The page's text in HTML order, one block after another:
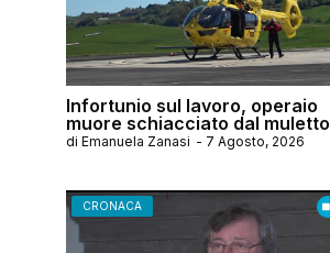
Infortunio sul lavoro, operaio
muore schiacciato dal muletto
di Emanuela Zanasi - 7 Agosto, 2026
CRONACA